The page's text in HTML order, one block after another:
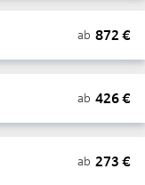
ab 872 €
ab 426€
ab 273 €